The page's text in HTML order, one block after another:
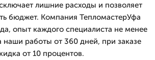
лишние расходы и позволяет
бюджет. Компания ТепломастерУфа
опыт каждого специалиста не менее
наши работы от 360 дней, при заказе
от 10 процентов.